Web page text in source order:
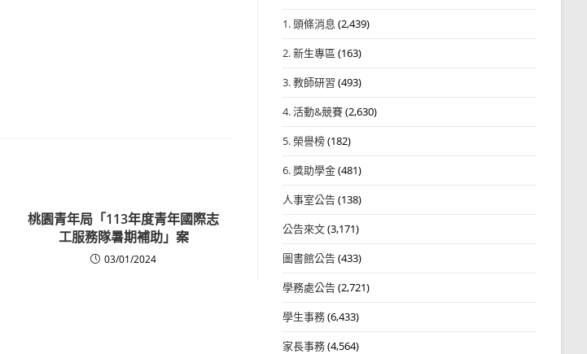
桃園青年局「113年度青年國際志
工服務隊暑期補助」案
03/01/2024
1. 頭條消息 (2,439)
2. 新生專區 (163)
3. 教師研習 (493)
4. 活動&競賽(2,630)
5. 榮譽榜(182)
6. 獎助學金(481)
人事室公告(138)
公告來文(3,171)
圖書館公告(433)
學務處公告(2,721)
學生事務(6,433)
家長事務(4,564)